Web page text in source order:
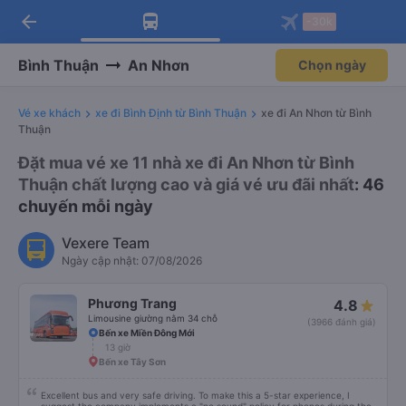
Tải app Vexere ngay!
Nhận ưu đãi thành viên độc
Mở app
Tải app Vexere
-30k/ghế khi đặt vé máy bay qua
Mở app
arrow_back
Bình Thuận An Nhơn Chọn ngày
Vé xe khách xe đi Bình Định từ Bình Thuận
xe đi An Nhơn từ Bình
Thuận
Đặt mua vé xe 11 nhà xe đi An Nhơn từ Bình
Thuận chất lượng cao và giá vé ưu đãi nhất: 46
chuyến mỗi ngày
Vexere Team
Ngày cập nhật: 07/08/2026
Phương Trang
Limousine giường nằm 34 chỗ
4.8
(3966 đánh giá)
Bến xe Miền Đông Mới
13 giờ
Bến xe Tây Sơn
Excellent bus and very safe driving. To make this a 5-star experience, I